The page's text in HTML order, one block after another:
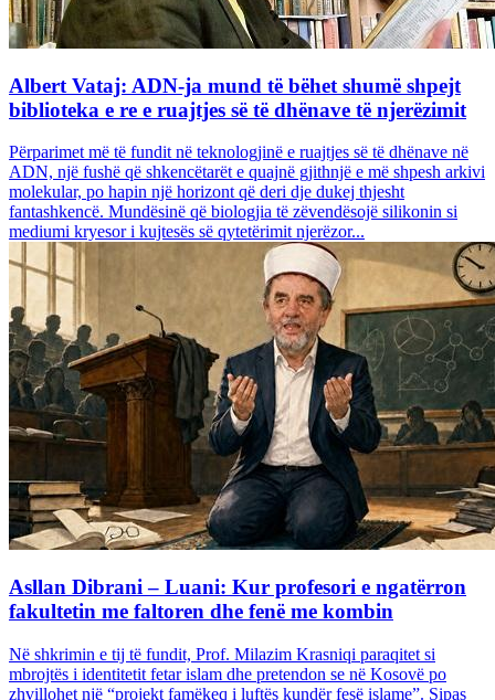
Albert Vataj: ADN-ja mund të bëhet shumë shpejt
biblioteka e re e ruajtjes së të dhënave të njerëzimit
Përparimet më të fundit në teknologjinë e ruajtjes së të dhënave në
ADN, një fushë që shkencëtarët e quajnë gjithnjë e më shpesh arkivi
molekular, po hapin një horizont që deri dje dukej thjesht
fantashkencë. Mundësinë që biologjia të zëvendësojë silikonin si
mediumi kryesor i kujtesës së qytetërimit njerëzor...
Asllan Dibrani – Luani: Kur profesori e ngatërron
fakultetin me faltoren dhe fenë me kombin
Në shkrimin e tij të fundit, Prof. Milazim Krasniqi paraqitet si
mbrojtës i identitetit fetar islam dhe pretendon se në Kosovë po
zhvillohet një “projekt famëkeq i luftës kundër fesë islame”. Sipas